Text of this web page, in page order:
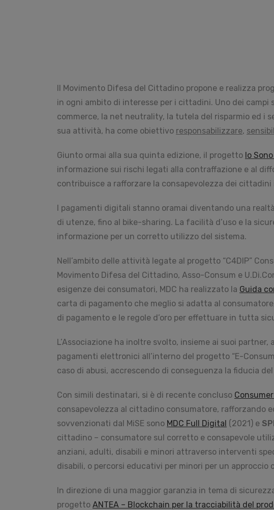
Il Movimento Difesa del Cittadino propone e realizza
in ogni ambito di interesse per i cittadini. Uno dei campi
commerce, la net neutrality, la tutela del risparmio ed i
sua attività, ha come obiettivo responsabilizzare,
Giunto ormai alla sua quinta edizione, il progetto Io
informazione sui rischi legati alla contraffazione e al
contribuisce a rafforzare la consapevolezza dei
I pagamenti digitali stanno oramai diventando una
di utenze, fino al bike-sharing. La facilità d’uso e la
informazione per un corretto utilizzo del sistema.
Nell’ambito delle attività legate al progetto “C4DIP”
Movimento Difesa del Cittadino, Asso-Consum e
esigenze dei consumatori, MDC ha realizzato la Guida
carta di pagamento che meglio si adatta al
di pagamento e le regole d’oro per effettuare in tutta
L’Associazione ha inoltre svolto, insieme ai suoi
pagamenti elettronici all’interno del progetto “E-
caso di abusi, accrescendo di conseguenza la fiducia
Con simili destinatari, si è di recente concluso
consapevolezza al cittadino consumatore, rafforzando
sovvenzionati dal MiSE sono MDC Full Digital (2021) e
cittadino – consumatore sul corretto e consapevole
anziani, adulti, disabili e minori attraverso interventi
disabili, o percorsi educativi per minori per un approccio
In direzione di una maggior garanzia in tema di
progetto ANTEA – Blockchain per la tracciabilità del